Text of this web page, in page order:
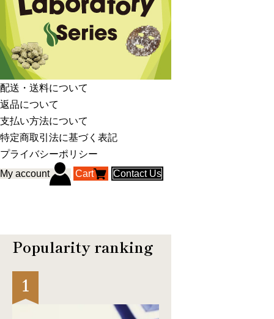
配送・送料について
返品について
支払い方法について
特定商取引法に基づく表記
プライバシーポリシー
My account
Cart Contact Us
Popularity ranking